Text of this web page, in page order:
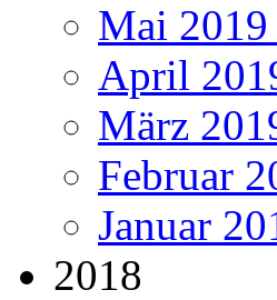
Mai
April
März
Februar
Januar
2018